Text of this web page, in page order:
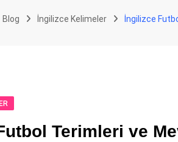
Blog İngilizce Kelimeler İngilizce
Terimleri ve